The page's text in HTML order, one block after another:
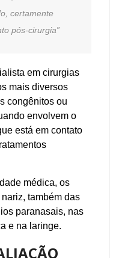
certamente
pós-cirurgia”
em cirurgias
mais diversos
congênitos ou
envolvem o
está em contato
médica, os
também das
paranasais, nas
e na laringe.